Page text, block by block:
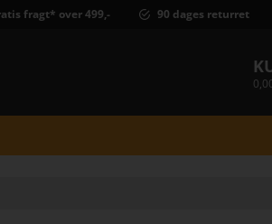
fragt* over 499,- 90 dages returret